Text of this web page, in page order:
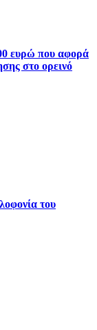
ευρώ που αφορά
στο ορεινό
του